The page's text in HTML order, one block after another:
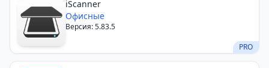
iScanner
Офисные
Версия: 5.83.5
PRO